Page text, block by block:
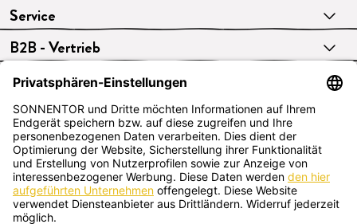
Service
B2B - Vertrieb
Deutsch
SONNENTOR Kräuterhandels GMBH
Sprögnitz 10, 3913 Sprögnitz, Österreich